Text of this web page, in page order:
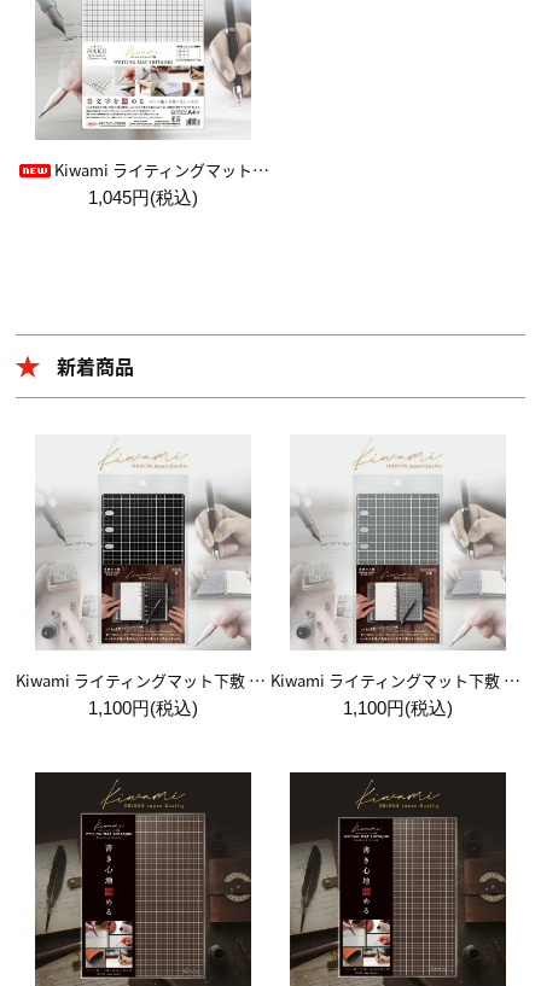
Kiwami ライティングマット下敷 HAKU白薄【A4+方眼】
1,045円(税込)
新着商品
Kiwami ライティングマット下敷 システム手帳バイブルサイズ【黒】
1,100円(税込)
Kiwami ライティングマット下敷 システム手帳バイブルサイズ【月影】
1,100円(税込)